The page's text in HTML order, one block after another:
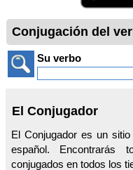
Conjugación del
Su verbo
El Conjugador
El Conjugador es un
español. Encontrarás
conjugados en todos los